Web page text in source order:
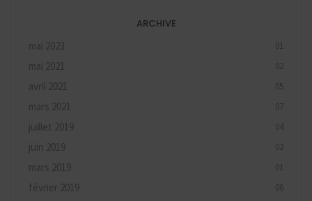
ARCHIVE
mai 2023
01
mai 2021 02
avril 2021 05
mars 2021 07
juillet 2019 04
juin 2019 02
mars 2019 01
février 2019 06